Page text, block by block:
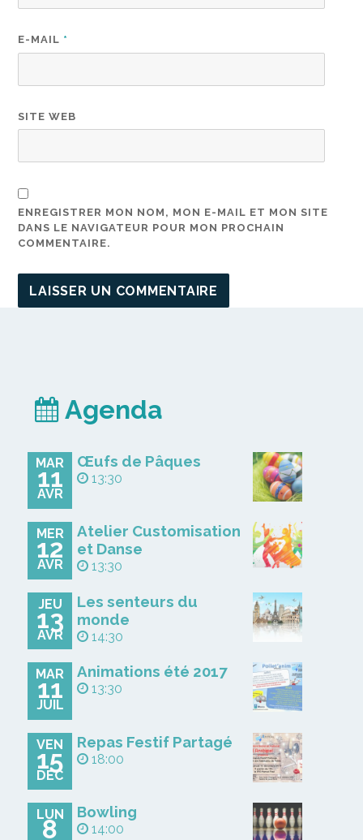
E-MAIL *
SITE WEB
ENREGISTRER MON NOM, MON E-MAIL ET MON SITE
DANS LE NAVIGATEUR POUR MON PROCHAIN
COMMENTAIRE.
Agenda
MAR
11
AVR
Œufs de Pâques
13:30
MER
12
AVR
Atelier Customisation
et Danse
13:30
JEU
13
AVR
Les senteurs du
monde
14:30
MAR
11
JUIL
Animations été 2017
13:30
VEN
15
DÉC
Repas Festif Partagé
18:00
LUN
8
Bowling
14:00